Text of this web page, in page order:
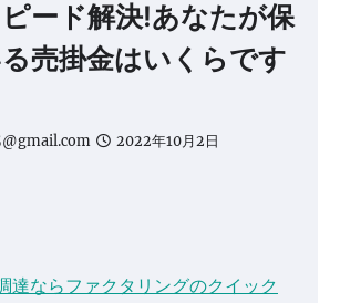
ード解決!あなたが保
売掛金はいくらです
2022年10月2日
達ならファクタリングのクイック